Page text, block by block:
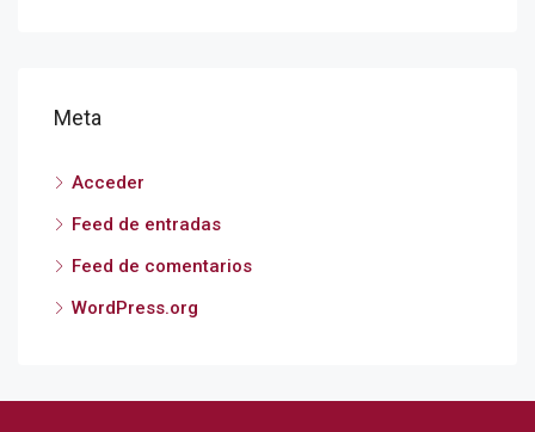
Meta
Acceder
Feed de entradas
Feed de comentarios
WordPress.org